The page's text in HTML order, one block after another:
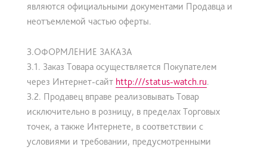
являются официальными документами Продавца и
неотъемлемой частью оферты.
3.ОФОРМЛЕНИЕ ЗАКАЗА
3.1. Заказ Товара осуществляется Покупателем
через Интернет-сайт http:///status-watch.ru.
3.2. Продавец вправе реализовывать Товар
исключительно в розницу, в пределах Торговых
точек, а также Интернете, в соответствии с
условиями и требовании, предусмотренными